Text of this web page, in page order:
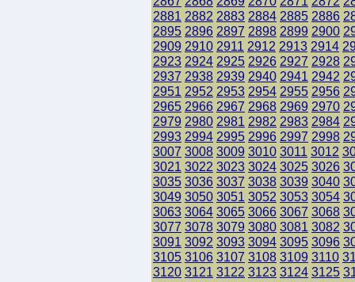
2881 2882 2883 2884 2885 2886
2895 2896 2897 2898 2899 2900
2909 2910 2911 2912 2913 2914
2923 2924 2925 2926 2927 2928
2937 2938 2939 2940 2941 2942
2951 2952 2953 2954 2955 2956
2965 2966 2967 2968 2969 2970
2979 2980 2981 2982 2983 2984
2993 2994 2995 2996 2997 2998
3007 3008 3009 3010 3011 3012
3021 3022 3023 3024 3025 3026
3035 3036 3037 3038 3039 3040
3049 3050 3051 3052 3053 3054
3063 3064 3065 3066 3067 3068
3077 3078 3079 3080 3081 3082
3091 3092 3093 3094 3095 3096
3105 3106 3107 3108 3109 3110
3120 3121 3122 3123 3124 3125